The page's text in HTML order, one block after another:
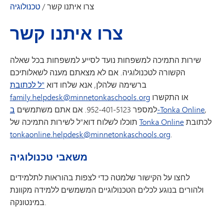
טכנולוגיה/צרו איתנו קשר
צרו איתנו קשר
שירות התמיכה למשפחות נועד לסייע למשפחות בכל שאלה
הקשורה לטכנולוגיה. אם לא מצאתם מענה לשאלותיכם
ברשימה שלהלן, אנא שלחו דוא "ל לכתובת
family.helpdesk@minnetonkaschools.org
למספר 952-401-5123. אם אתם משתמשיםב-Tonka Online,
Tonka Onlineלכתובת
tonkaonline.helpdesk@minnetonkaschools.org.
משאבי טכנולוגיה
לחצו על הקישור שלמטה כדי לצפות בהוראות לתלמידים
ולהורים בנוגע לכלים הטכנולוגיים המשמשים ללמידה מקוונת
במינטונקה.